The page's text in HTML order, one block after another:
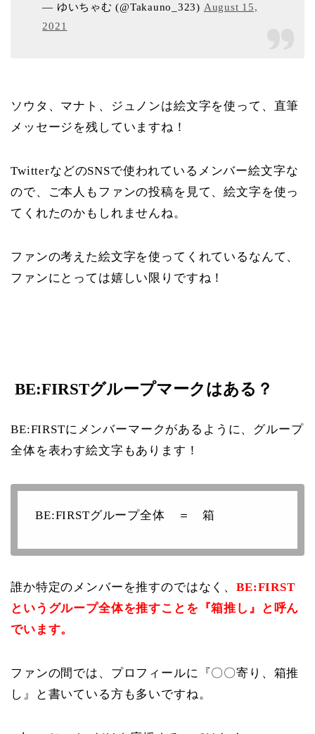
— ゆいちゃむ (@Takauno_323) August 15,
2021
ソウタ、マナト、ジュノンは絵文字を使って、直筆
メッセージを残していますね！
TwitterなどのSNSで使われているメンバー絵文字な
ので、ご本人もファンの投稿を見て、絵文字を使っ
てくれたのかもしれませんね。
ファンの考えた絵文字を使ってくれているなんて、
ファンにとっては嬉しい限りですね！
BE:FIRSTグループマークはある？
BE:FIRSTにメンバーマークがあるように、グループ
全体を表わす絵文字もあります！
BE:FIRSTグループ全体 ＝ 箱
誰か特定のメンバーを推すのではなく、BE:FIRST
というグループ全体を推すことを『箱推し』と呼ん
でいます。
ファンの間では、プロフィールに『〇〇寄り、箱推
し』と書いている方も多いですね。